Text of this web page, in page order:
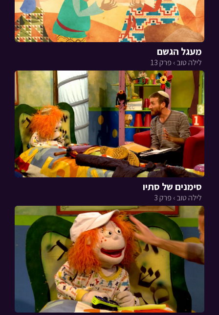
מעגל הגשם
לילה טוב › פרק 13
סימנים של סתיו
לילה טוב › פרק 3